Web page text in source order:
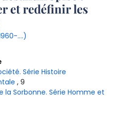
et redéfinir les
....)
Série Histoire
, 9
la Sorbonne. Série Homme et